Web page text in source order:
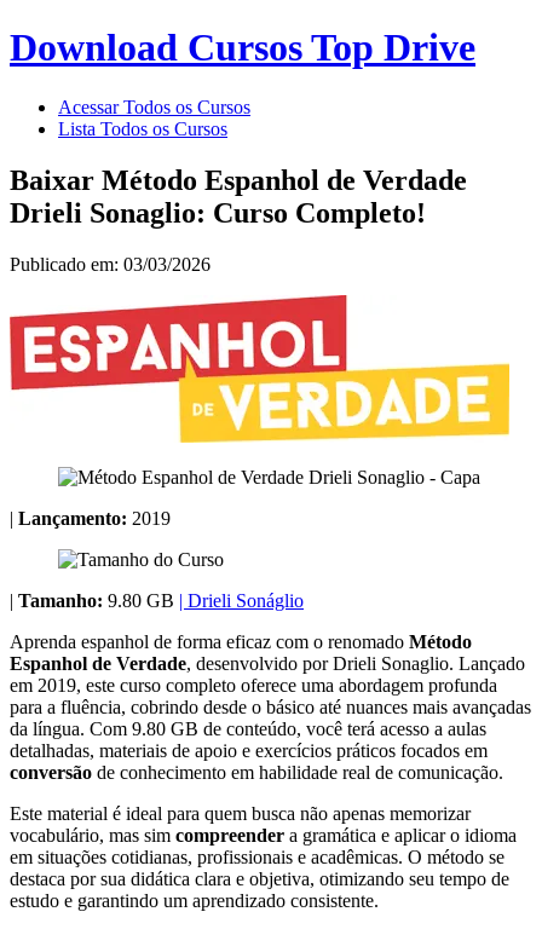
Download Cursos Top Drive
Acessar Todos os Cursos
Lista Todos os Cursos
Baixar Método Espanhol de Verdade
Drieli Sonaglio: Curso Completo!
Publicado em: 03/03/2026
| Lançamento: 2019
| Tamanho: 9.80 GB | Drieli Sonáglio
Aprenda espanhol de forma eficaz com o renomado Método
Espanhol de Verdade, desenvolvido por Drieli Sonaglio. Lançado
em 2019, este curso completo oferece uma abordagem profunda
para a fluência, cobrindo desde o básico até nuances mais avançadas
da língua. Com 9.80 GB de conteúdo, você terá acesso a aulas
detalhadas, materiais de apoio e exercícios práticos focados em
conversão de conhecimento em habilidade real de comunicação.
Este material é ideal para quem busca não apenas memorizar
vocabulário, mas sim compreender a gramática e aplicar o idioma
em situações cotidianas, profissionais e acadêmicas. O método se
destaca por sua didática clara e objetiva, otimizando seu tempo de
estudo e garantindo um aprendizado consistente.